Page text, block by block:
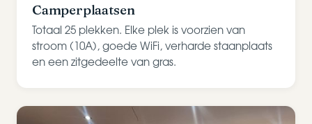
Camperplaatsen
Totaal 25 plekken. Elke plek is voorzien van
stroom (10A), goede WiFi, verharde staanplaats
en een zitgedeelte van gras.